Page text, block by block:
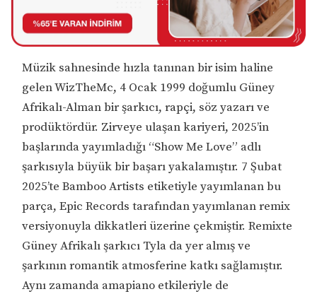
Müzik sahnesinde hızla tanınan bir isim haline
gelen WizTheMc, 4 Ocak 1999 doğumlu Güney
Afrikalı-Alman bir şarkıcı, rapçi, söz yazarı ve
prodüktördür. Zirveye ulaşan kariyeri, 2025’in
başlarında yayımladığı “Show Me Love” adlı
şarkısıyla büyük bir başarı yakalamıştır. 7 Şubat
2025’te Bamboo Artists etiketiyle yayımlanan bu
parça, Epic Records tarafından yayımlanan remix
versiyonuyla dikkatleri üzerine çekmiştir. Remixte
Güney Afrikalı şarkıcı Tyla da yer almış ve
şarkının romantik atmosferine katkı sağlamıştır.
Aynı zamanda amapiano etkileriyle de